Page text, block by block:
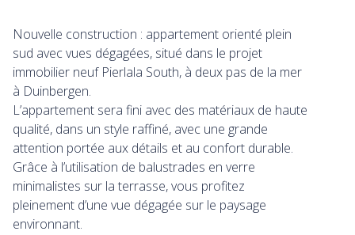
Nouvelle construction : appartement orienté plein
sud avec vues dégagées, situé dans le projet
immobilier neuf Pierlala South, à deux pas de la mer
à Duinbergen.
L’appartement sera fini avec des matériaux de haute
qualité, dans un style raffiné, avec une grande
attention portée aux détails et au confort durable.
Grâce à l’utilisation de balustrades en verre
minimalistes sur la terrasse, vous profitez
pleinement d’une vue dégagée sur le paysage
environnant.